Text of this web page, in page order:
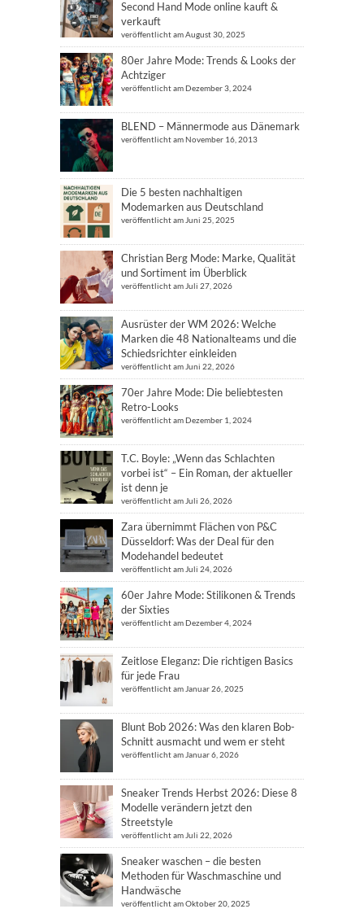
Second Hand Mode online kauft &
verkauft
veröffentlicht am August 30, 2025
80er Jahre Mode: Trends & Looks der
Achtziger
veröffentlicht am Dezember 3, 2024
BLEND – Männermode aus Dänemark
veröffentlicht am November 16, 2013
Die 5 besten nachhaltigen
Modemarken aus Deutschland
veröffentlicht am Juni 25, 2025
Christian Berg Mode: Marke, Qualität
und Sortiment im Überblick
veröffentlicht am Juli 27, 2026
Ausrüster der WM 2026: Welche
Marken die 48 Nationalteams und die
Schiedsrichter einkleiden
veröffentlicht am Juni 22, 2026
70er Jahre Mode: Die beliebtesten
Retro-Looks
veröffentlicht am Dezember 1, 2024
T.C. Boyle: „Wenn das Schlachten
vorbei ist“ – Ein Roman, der aktueller
ist denn je
veröffentlicht am Juli 26, 2026
Zara übernimmt Flächen von P&C
Düsseldorf: Was der Deal für den
Modehandel bedeutet
veröffentlicht am Juli 24, 2026
60er Jahre Mode: Stilikonen & Trends
der Sixties
veröffentlicht am Dezember 4, 2024
Zeitlose Eleganz: Die richtigen Basics
für jede Frau
veröffentlicht am Januar 26, 2025
Blunt Bob 2026: Was den klaren Bob-
Schnitt ausmacht und wem er steht
veröffentlicht am Januar 6, 2026
Sneaker Trends Herbst 2026: Diese 8
Modelle verändern jetzt den
Streetstyle
veröffentlicht am Juli 22, 2026
Sneaker waschen – die besten
Methoden für Waschmaschine und
Handwäsche
veröffentlicht am Oktober 20, 2025